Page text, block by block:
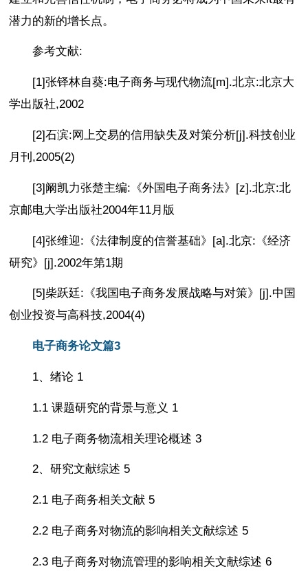
潜力的新的增长点。
参考文献:
[1]张铎林自葵:电子商务与现代物流[m].北京:北京大
学出版社,2002
[2]石滨:网上交易的信用缺失及对策分析[j].科技创业
月刊,2005(2)
[3]阚凯力张楚主编:《外国电子商务法》[z].北京:北
京邮电大学出版社2004年11月版
[4]张维迎:《法律制度的信誉基础》[a].北京:《经济
研究》[j].2002年第1期
[5]柴跃廷:《我国电子商务发展战略与对策》[j].中国
创业投资与高科技,2004(4)
电子商务论文篇3
1、绪论 1
1.1 课题研究的背景与意义 1
1.2 电子商务物流相关理论概述 3
2、研究文献综述 5
2.1 电子商务相关文献 5
2.2 电子商务对物流的影响相关文献综述 5
2.3 电子商务对物流管理的影响相关文献综述 6